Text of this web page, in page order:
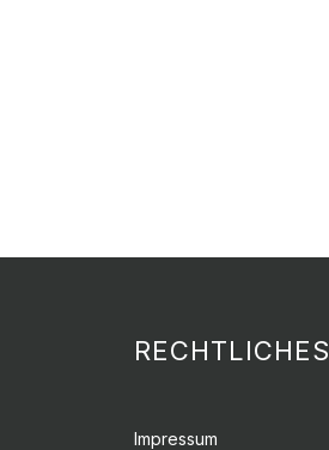
RECHTLICHES
Impressum